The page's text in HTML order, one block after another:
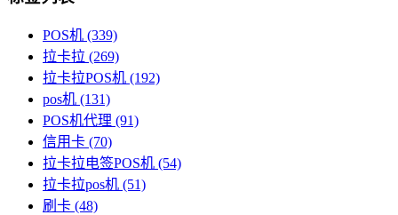
POS机 (339)
拉卡拉 (269)
拉卡拉POS机 (192)
pos机 (131)
POS机代理 (91)
信用卡 (70)
拉卡拉电签POS机 (54)
拉卡拉pos机 (51)
刷卡 (48)